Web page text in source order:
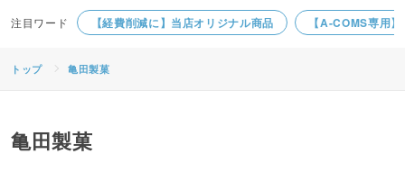
【経費削減に】当店オリジナル商品 【A-COMS専用
トップ 亀田製菓
亀田製菓